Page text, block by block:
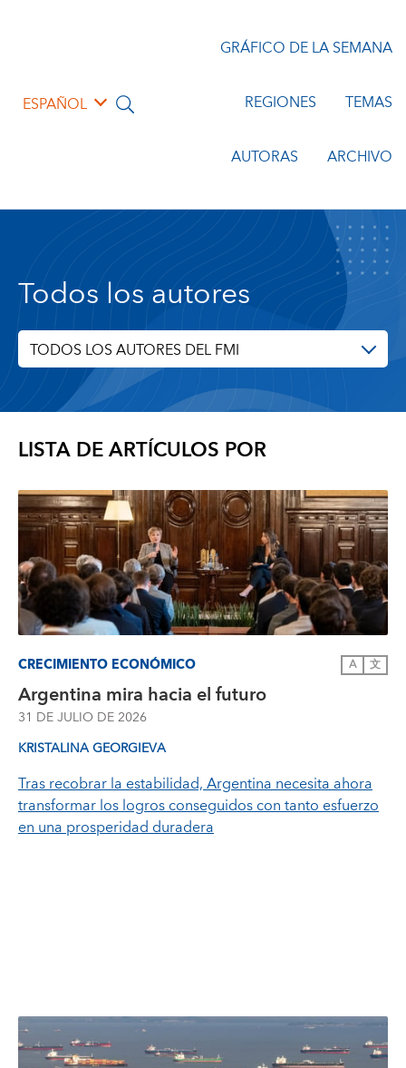
ESPAÑOL
GRÁFICO DE LA SEMANA
REGIONES TEMAS
AUTORAS ARCHIVO
Todos los autores
TODOS LOS AUTORES DEL FMI
LISTA DE ARTÍCULOS POR
CRECIMIENTO ECONÓMICO A 文
Argentina mira hacia el futuro
31 DE JULIO DE 2026
KRISTALINA GEORGIEVA
Tras recobrar la estabilidad, Argentina necesita ahora
transformar los logros conseguidos con tanto esfuerzo
en una prosperidad duradera